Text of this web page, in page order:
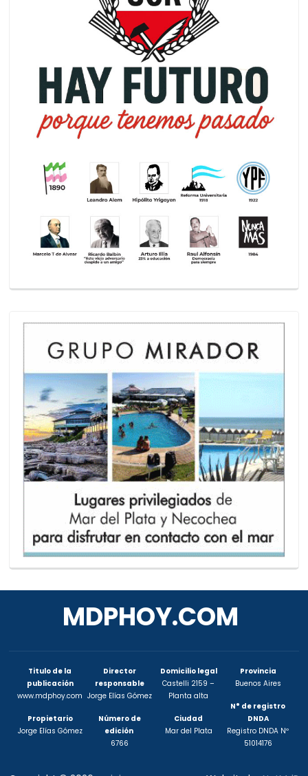
MDPHOY.COM
Titulo de la
publicación
www.mdphoy.com
Propietario
Jorge Elías Gómez
Director
responsable
Jorge Elías Gómez
Número de
edición
6766
Domicilio legal
Castelli 2159 –
Planta alta
Ciudad
Mar del Plata
Provincia
Buenos Aires
N° de registro
DNDA
Registro DNDA Nº
51014176